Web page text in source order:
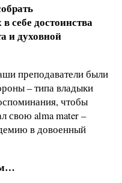
себе достоинства
и духовной
преподаватели были
– типа владыки
чтобы
свою alma mater –
в довоенный